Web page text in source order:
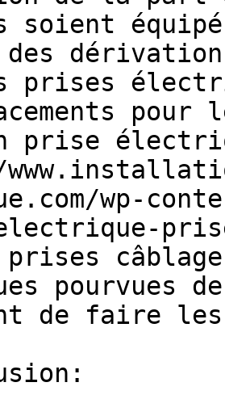
soient
prises
prise
wp-
pourvues
de faire